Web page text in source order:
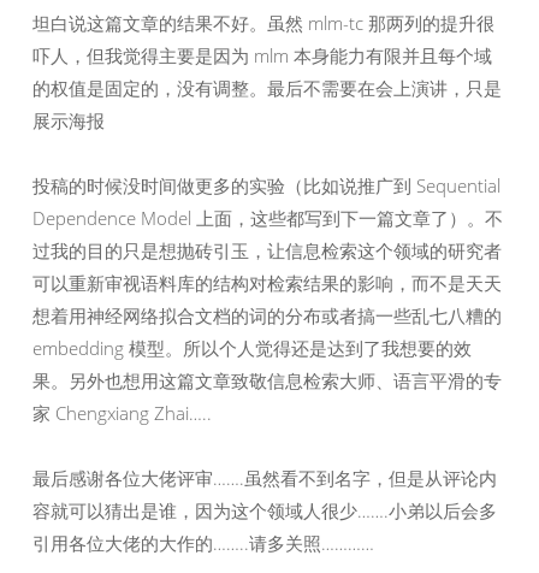
坦白说这篇文章的结果不好。虽然 mlm-tc 那两列的提升很
吓人，但我觉得主要是因为 mlm 本身能力有限并且每个域
的权值是固定的，没有调整。最后不需要在会上演讲，只是
展示海报
投稿的时候没时间做更多的实验（比如说推广到 Sequential
Dependence Model 上面，这些都写到下一篇文章了）。不
过我的目的只是想抛砖引玉，让信息检索这个领域的研究者
可以重新审视语料库的结构对检索结果的影响，而不是天天
想着用神经网络拟合文档的词的分布或者搞一些乱七八糟的
embedding 模型。所以个人觉得还是达到了我想要的效
果。另外也想用这篇文章致敬信息检索大师、语言平滑的专
家 Chengxiang Zhai…..
最后感谢各位大佬评审…….虽然看不到名字，但是从评论内
容就可以猜出是谁，因为这个领域人很少…….小弟以后会多
引用各位大佬的大作的……..请多关照…………